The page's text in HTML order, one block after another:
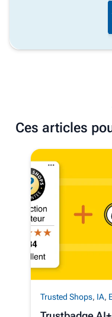
Ces articles
Trusted Shops, IA,